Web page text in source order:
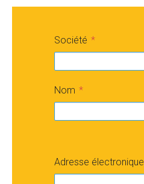
Société
Nom
Adresse électronique